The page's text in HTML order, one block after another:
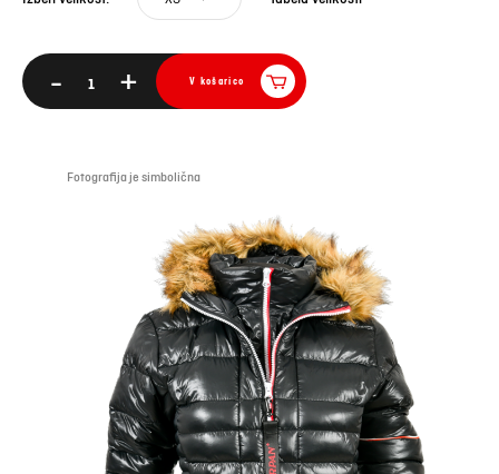
Fotografija je simbolična
- + V košarico